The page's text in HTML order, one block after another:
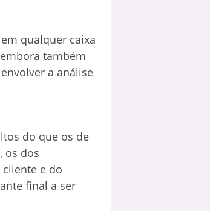
qualquer caixa
também
a análise
do que os de
os dos
e do
final a ser